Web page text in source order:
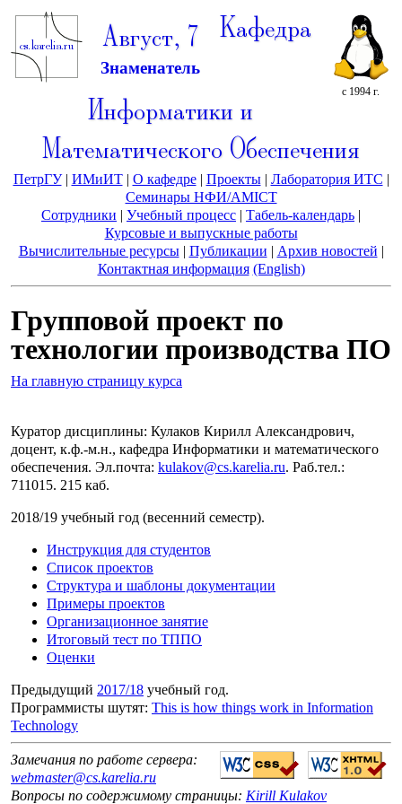
Август, 7
Знаменатель
с 1994 г.
Кафедра
Информатики и
Математического Обеспечения
ПетрГУ| ИМиИТ| О кафедре| Проекты| Лаборатория ИТС |
Семинары НФИ/AMICT
Сотрудники | Учебный процесс | Табель-календарь |
Курсовые и выпускные работы
Вычислительные ресурсы| Публикации | Архив новостей |
Контактная информация (English)
Групповой проект по
технологии производства ПО
На главную страницу курса
Куратор дисциплины: Кулаков Кирилл Александрович,
доцент, к.ф.-м.н., кафедра Информатики и математического
обеспечения. Эл.почта: kulakov@cs.karelia.ru. Раб.тел.:
711015. 215 каб.
2018/19 учебный год (весенний семестр).
Инструкция для студентов
Список проектов
Структура и шаблоны документации
Примеры проектов
Организационное занятие
Итоговый тест по ТППО
Оценки
Предыдущий 2017/18 учебный год.
Программисты шутят: This is how things work in Information
Technology
Замечания по работе сервера:
webmaster@cs.karelia.ru
Вопросы по содержимому страницы: Kirill Kulakov